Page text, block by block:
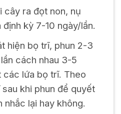
cây ra đọt non, nụ
kỳ 7-10 ngày/lần.
hiện bọ trĩ, phun 2-3
cách nhau 3-5
các lứa bọ trĩ. Theo
khi phun để quyết
nhắc lại hay không.